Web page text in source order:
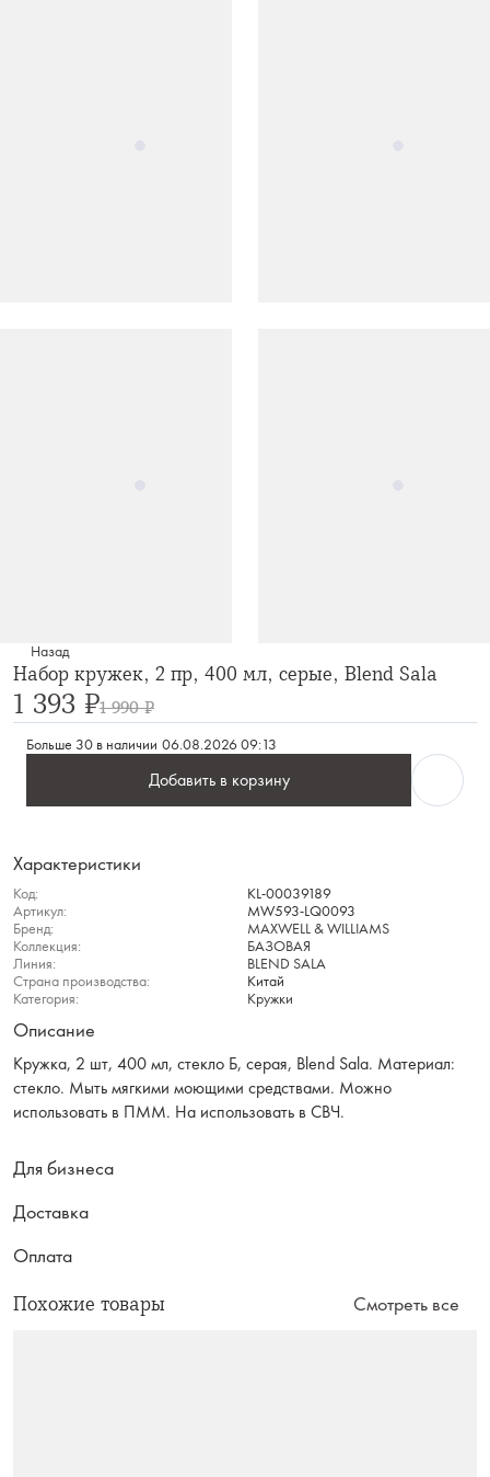
Назад
Набор кружек, 2 пр, 400 мл, серые, Blend Sala
1 393 ₽1 990 ₽
Больше 30 в наличии 06.08.2026 09:13
Добавить в корзину
Характеристики
Код:
KL-00039189
Артикул:
MW593-LQ0093
Бренд:
MAXWELL & WILLIAMS
Коллекция:
БАЗОВАЯ
Линия:
BLEND SALA
Страна производства:
Китай
Категория:
Кружки
Описание
Кружка, 2 шт, 400 мл, стекло Б, серая, Blend Sala. Материал:
стекло. Мыть мягкими моющими средствами. Можно
использовать в ПММ. На использовать в СВЧ.
Для бизнеса
Доставка
Оплата
Похожие товары Смотреть все